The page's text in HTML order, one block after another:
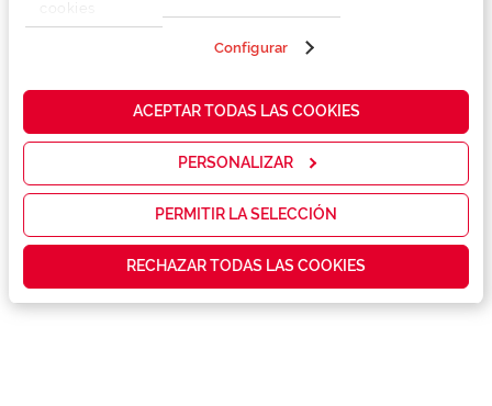
propias y de
cómo mejorar
servicios y
las
que realmente
contenidos
personalizados
Configurar
ACEPTAR TODAS LAS COOKIES
PERSONALIZAR
PERMITIR LA SELECCIÓN
RECHAZAR TODAS LAS COOKIES
Detalhes
Marca
Garantias e serviços exclusivos